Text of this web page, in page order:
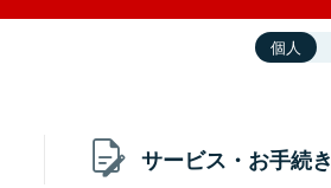
個人
サービス・お手続き